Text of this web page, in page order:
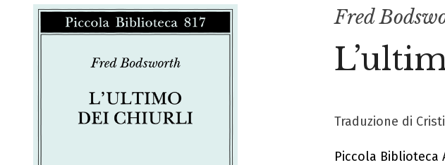
Fred
Traduzione di
Piccola Biblioteca